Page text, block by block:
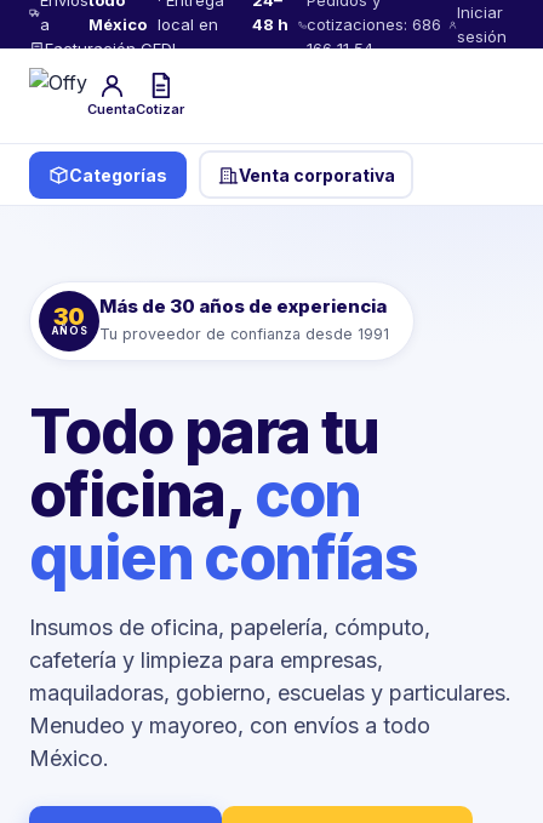
a
México local en
48 h
Facturación CFDI
cotizaciones: 686
166 11 54
Iniciar
sesión
CuentaCotizar
Categorías Venta corporativa
30
AÑOS
Más de 30 años de experiencia
Tu proveedor de confianza desde 1991
Todo para tu
oficina, con
quien confías
Insumos de oficina, papelería, cómputo,
cafetería y limpieza para empresas,
maquiladoras, gobierno, escuelas y particulares.
Menudeo y mayoreo, con envíos a todo
México.